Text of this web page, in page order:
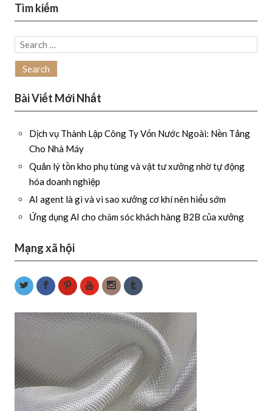
Tìm kiếm
Search
for:
Bài Viết Mới Nhất
Dịch vụ Thành Lập Công Ty Vốn Nước Ngoài: Nền Tảng
Cho Nhà Máy
Quản lý tồn kho phụ tùng và vật tư xưởng nhờ tự động
hóa doanh nghiệp
AI agent là gì và vì sao xưởng cơ khí nên hiểu sớm
Ứng dụng AI cho chăm sóc khách hàng B2B của xưởng
Mạng xã hội